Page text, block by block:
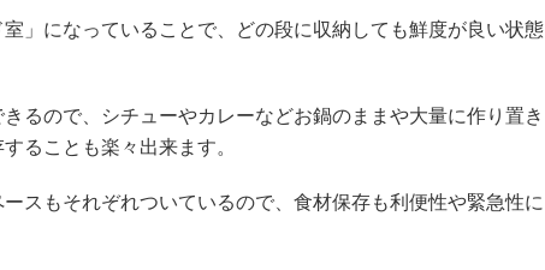
」になっていることで、どの段に収納しても鮮度が良い状態
るので、シチューやカレーなどお鍋のままや大量に作り置き
ることも楽々出来ます。
スもそれぞれついているので、食材保存も利便性や緊急性に